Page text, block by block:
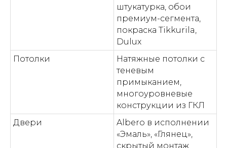
штукатурка, обои
премиум-сегмента,
покраска Tikkurila,
Dulux
Потолки
Натяжные потолки с
теневым
примыканием,
многоуровневые
конструкции из ГКЛ
Двери
Albero в исполнении
«Эмаль», «Глянец»,
скрытый монтаж